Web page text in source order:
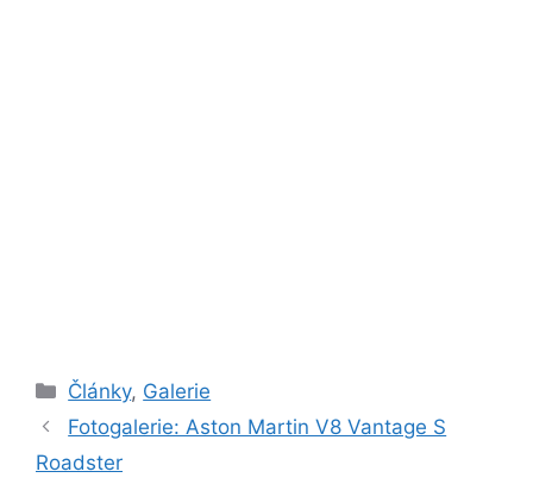
Rubriky
Články, Galerie
Fotogalerie: Aston Martin V8 Vantage S
Roadster